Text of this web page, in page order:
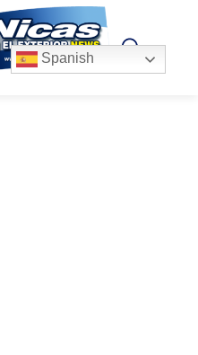
Spanish